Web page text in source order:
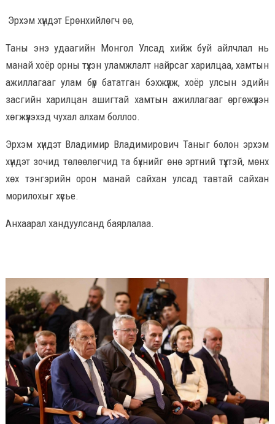
Эрхэм хүндэт Ерөнхийлөгч өө,
Таны энэ удаагийн Монгол Улсад хийж буй айлчлал нь
манай хоёр орны түүхэн уламжлалт найрсаг харилцаа, хамтын
ажиллагааг улам бүр бататган бэхжүүлж, хоёр улсын эдийн
засгийн харилцан ашигтай хамтын ажиллагааг өргөжүүлэн
хөгжүүлэхэд чухал алхам боллоо.
Эрхэм хүндэт Владимир Владимирович Таныг болон эрхэм
хүндэт зочид төлөөлөгчид та бүхнийг өнө эртний түүхтэй, мөнх
хөх тэнгэрийн орон манай сайхан улсад тавтай сайхан
морилохыг хүсье.
Анхаарал хандуулсанд баярлалаа.